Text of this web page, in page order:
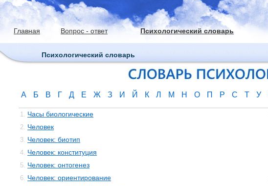
Главная Вопрос - ответ Психологический словарь
Психологический словарь
А Б В Г Д Е Ж З И Й К Л М Н О П Р С Т У
1. Часы биологические
2. Человек
3. Человек: биотип
4. Человек: конституция
5. Человек: онтогенез
6. Человек: ориентирование